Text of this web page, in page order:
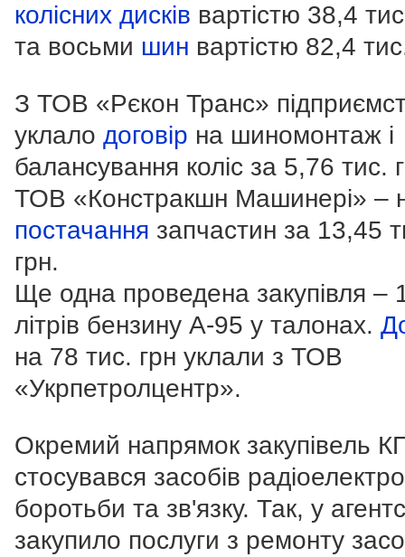
колісних дисків вартістю 38,4
та восьми шин вартістю 82,4
З ТОВ «Рєкон Транс»
уклало договір на шиномонтаж і
балансування коліс за 5,76 тис.
ТОВ «Констракшн Машинері» –
постачання запчастин за 13,45
грн.
Ще одна проведена закупівля –
літрів бензину А-95 у талонах.
на 78 тис. грн уклали з ТОВ
«Укрпетролцентр».
Окремий напрямок закупівель
стосувався засобів
боротьби та зв'язку. Так, у
закупило послуги з ремонту